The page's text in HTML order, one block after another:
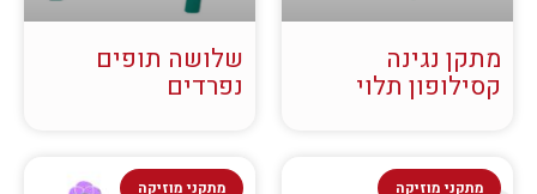
מתקן נגינה
קסילופון תלוי
שלושה תופים
נפרדים
מתקני מוזיקה מתקני מוזיקה